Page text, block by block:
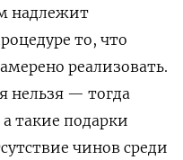
надлежит
то, что
реализовать.
нельзя — тогда
такие подарки
чинов среди